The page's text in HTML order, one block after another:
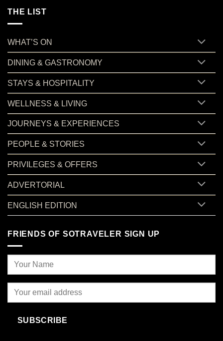
THE LIST
WHAT’S ON
DINING & GASTRONOMY
STAYS & HOSPITALITY
WELLNESS & LIVING
JOURNEYS & EXPERIENCES
PEOPLE & STORIES
PRIVILEGES & OFFERS
ADVERTORIAL
ENGLISH EDITION
FRIENDS OF SOTRAVELER SIGN UP
SUBSCRIBE